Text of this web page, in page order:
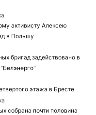
активисту Алексею
в Польшу
бригад задействовано в
этажа в Бресте
собрана почти половина